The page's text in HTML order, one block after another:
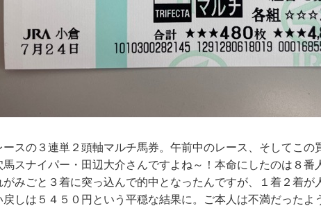
ースの３連単２頭軸マルチ馬券。午前中のレース、そしてこの
馬スナイパー・田辺大介さんですよね～！本命にしたのは８
がみごと３着に突っ込んで的中となったんですが、１着２着が
戻しは５４５０円という平穏な結果に。ご本人は不満だったよ